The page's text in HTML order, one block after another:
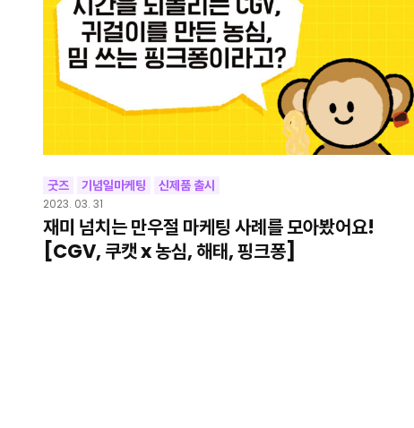
굿즈 기념일마케팅 신제품 출시
2023. 03. 31
재미 넘치는 만우절 마케팅 사례를 모아봤어요!
[CGV, 쿠캣 x 농심, 해태, 핑크퐁]